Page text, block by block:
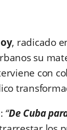
, radicado
su
con
“De Cuba